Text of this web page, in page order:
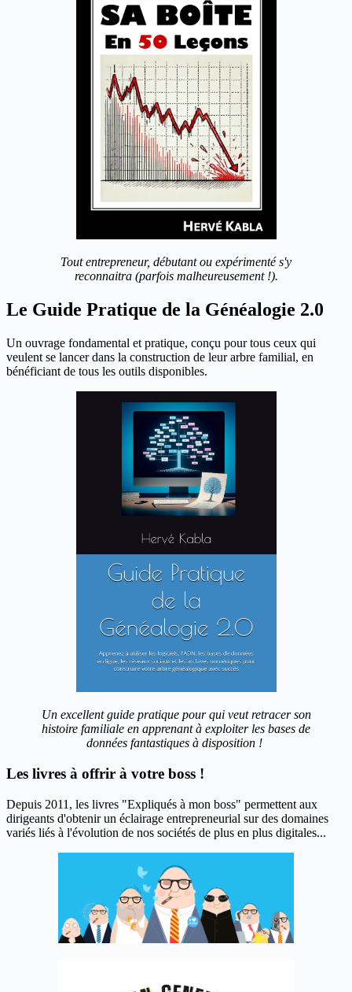
Tout entrepreneur, débutant ou expérimenté s'y
reconnaitra (parfois malheureusement !).
Le Guide Pratique de la Généalogie 2.0
Un ouvrage fondamental et pratique, conçu pour tous ceux qui
veulent se lancer dans la construction de leur arbre familial, en
bénéficiant de tous les outils disponibles.
Un excellent guide pratique pour qui veut retracer son
histoire familiale en apprenant à exploiter les bases de
données fantastiques à disposition !
Les livres à offrir à votre boss !
Depuis 2011, les livres "Expliqués à mon boss" permettent aux
dirigeants d'obtenir un éclairage entrepreneurial sur des domaines
variés liés à l'évolution de nos sociétés de plus en plus digitales...